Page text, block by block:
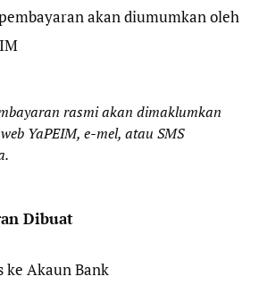
akan diumumkan oleh
rasmi akan dimaklumkan
YaPEIM, e-mel, atau SMS
Dibuat
ke Akaun Bank